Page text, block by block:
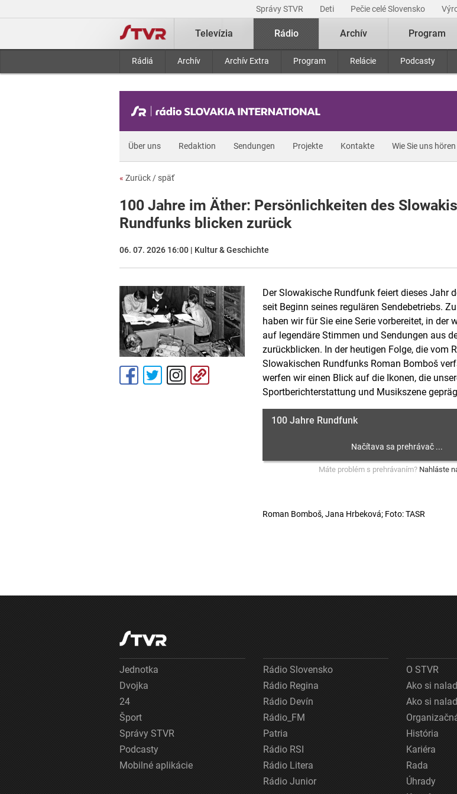
Správy STVR Deti Pečie celé Slovensko
Televízia Rádio
Rádiá Archív Archív Extra Program Relácie Podcasty
Archív Program
Über uns Redaktion Sendungen Projekte Kontakte Wie Sie uns hören
« Zurück / späť
100 Jahre im Äther: Persönlichkeiten des
Rundfunks blicken zurück
06. 07. 2026 16:00 | Kultur & Geschichte
Der Slowakische Rundfunk feiert dieses Jahr
seit Beginn seines regulären Sendebetriebs.
haben wir für Sie eine Serie vorbereitet, in der
auf legendäre Stimmen und Sendungen aus
zurückblicken. In der heutigen Folge, die vom
Slowakischen Rundfunks Roman Bomboš
werfen wir einen Blick auf die Ikonen, die
Sportberichterstattung und Musikszene
100 Jahre Rundfunk
Máte problém s prehrávaním? Nahláste
Roman Bomboš, Jana Hrbeková; Foto: TASR
Jednotka
Dvojka
24
Šport
Správy STVR
Podcasty
Mobilné aplikácie
Rádio Slovensko
Rádio Regina
Rádio Devín
Rádio_FM
Patria
Rádio RSI
Rádio Litera
Rádio Junior
O STVR
Ako si
Ako si
História
Kariéra
Rada
Úhrady